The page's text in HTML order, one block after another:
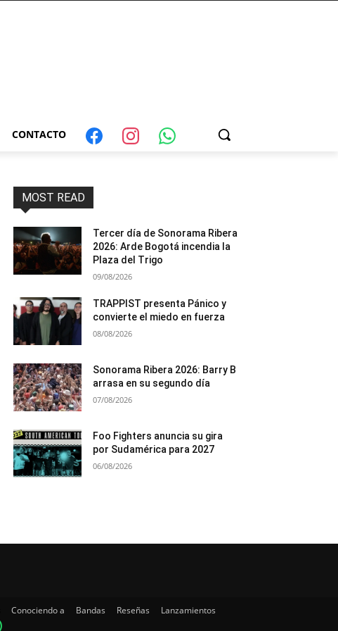
CONTACTO
MOST READ
Tercer día de Sonorama Ribera
2026: Arde Bogotá incendia la
Plaza del Trigo
09/08/2026
TRAPPIST presenta Pánico y
convierte el miedo en fuerza
08/08/2026
Sonorama Ribera 2026: Barry B
arrasa en su segundo día
07/08/2026
Foo Fighters anuncia su gira
por Sudamérica para 2027
06/08/2026
Conociendo a Bandas Reseñas
Lanzamientos